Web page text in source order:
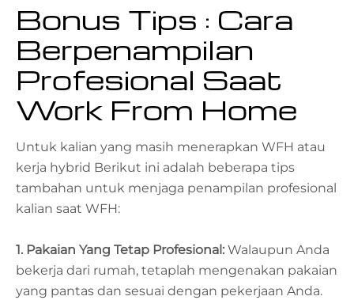
Bonus Tips : Cara
Berpenampilan
Profesional Saat
Work From Home
Untuk kalian yang masih menerapkan WFH atau
kerja hybrid Berikut ini adalah beberapa tips
tambahan untuk menjaga penampilan profesional
kalian saat WFH:
1. Pakaian Yang Tetap Profesional: Walaupun Anda
bekerja dari rumah, tetaplah mengenakan pakaian
yang pantas dan sesuai dengan pekerjaan Anda.